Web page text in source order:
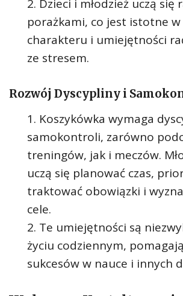
Dzieci i młodzież uczą się
porażkami, co jest istotne
charakteru i umiejętności
ze stresem.
Rozwój Dyscypliny i
Koszykówka wymaga
samokontroli, zarówno
treningów, jak i meczów.
uczą się planować czas,
traktować obowiązki i
cele.
Te umiejętności są
życiu codziennym,
sukcesów w nauce i innych